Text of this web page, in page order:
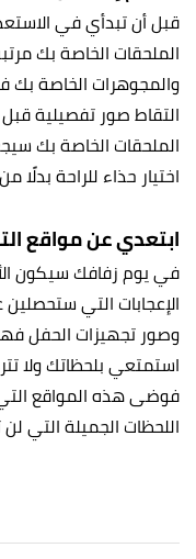
قبل أن تبدأي في
الملحقات الخاصة بك
والمجوهرات الخاصة
التقاط صور تفصيلية قبل
الملحقات الخاصة بك
اختيار حذاء للراحة بدلًا
ابتعدي عن مواقع
في يوم زفافك سيكون
الإعجابات التي
وصور تجهيزات الحفل
استمتعي بلحظاتك ولا
فوضى هذه المواقع
اللحظات الجميلة التي لن